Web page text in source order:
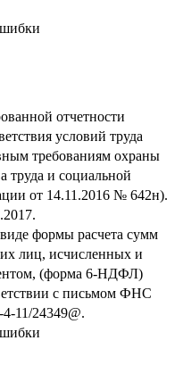
отчетности
условий труда
требованиям охраны
труда и социальной
от 14.11.2016 № 642н).
формы расчета сумм
лиц, исчисленных и
(форма 6-НДФЛ)
с письмом ФНС
11/24349@.